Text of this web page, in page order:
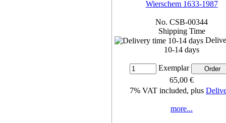
Wierschem 1633-1987
No. CSB-00344
Shipping Time
10-14 days
Exemplar
65,00 €
7% VAT included, plus
more...